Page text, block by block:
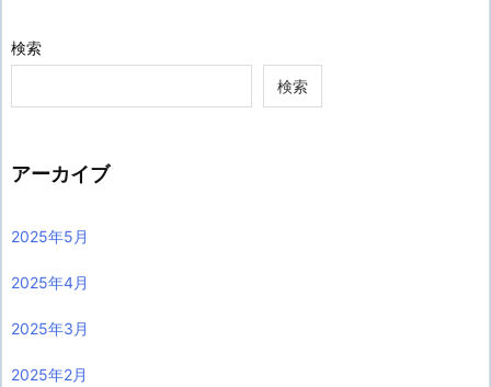
検索
検索
アーカイブ
2025年5月
2025年4月
2025年3月
2025年2月